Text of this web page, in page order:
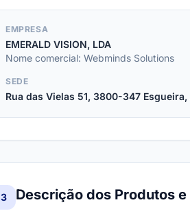
EMPRESA
EMERALD VISION, LDA
Nome comercial: Webminds Solutions
SEDE
Rua das Vielas 51, 3800-347
3 Descrição dos Produtos